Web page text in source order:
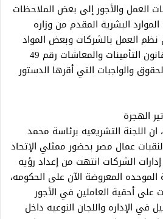
العمل والأجور إلى بعض الملاحظات
البشرية المقدم من وزاره
نظم العمل بالشركات وبعض المواد
التي تتعارض مع تطبيق قانون التأمينات والمعاشات رقم 49
بعض الحقوق والواجبات التي أقرها الدستور
الهجرة
ان اللجنة التشريعيه برئاسة محمد
عمال مصر بحضور ممثلي الإتحاد
الشركات انتهت من إعداد رؤيه
الموحده المعروضة الآن على الحكومه،
على أحقية العاملين في الأجور
في الإداره واللجان النوعيه داخل